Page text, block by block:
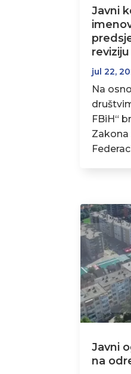
Javni
reviziju
jul 22,
Na
FBiH“
Javni
na